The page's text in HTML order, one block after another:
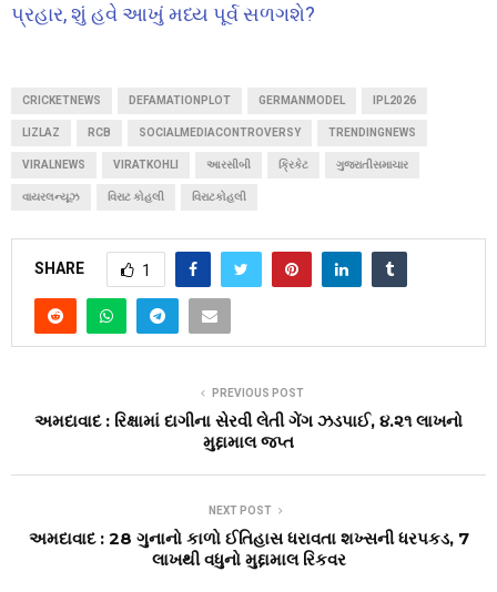
પ્રહાર, શું હવે આખું મધ્ય પૂર્વ સળગશે?
CRICKETNEWS DEFAMATIONPLOT GERMANMODEL IPL2026
LIZLAZ RCB SOCIALMEDIACONTROVERSY TRENDINGNEWS
VIRALNEWS VIRATKOHLI આરસીબી ક્રિકેટ ગુજરાતીસમાચાર
વાયરલન્યૂઝ વિરાટ કોહલી વિરાટકોહલી
SHARE 1
PREVIOUS POST
અમદાવાદ : રિક્ષામાં દાગીના સેરવી લેતી ગેંગ ઝડપાઈ, ૪.૨૧ લાખનો
મુદ્દામાલ જપ્ત
NEXT POST
અમદાવાદ : 28 ગુનાનો કાળો ઈતિહાસ ધરાવતા શખ્સની ધરપકડ, 7
લાખથી વધુનો મુદ્દામાલ રિકવર